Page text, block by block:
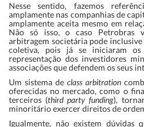
Nesse sentido, fazemos
amplamente nas companhias de
amplamente aceita mesmo em
Não só isso, o caso Petrobras
arbitragem societária pode
coletiva, pois já se iniciaram
representação dos investidores
associações que defendem os seus
Um sistema de class arbitration
oferecidas no mercado, como o
terceiros (third party funding),
minoritário exercer direitos de
Igualmente, não existem dúvidas